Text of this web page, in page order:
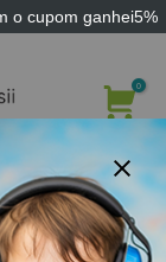
o cupom ganhei5%